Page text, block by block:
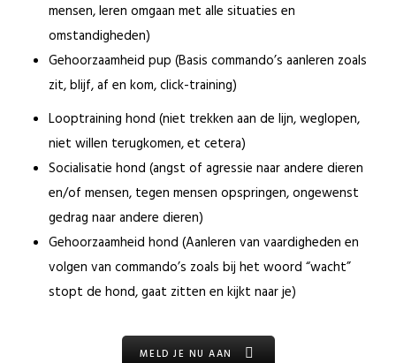
mensen, leren omgaan met alle situaties en
omstandigheden)
Gehoorzaamheid pup (Basis commando’s aanleren zoals
zit, blijf, af en kom, click-training)
Looptraining hond (niet trekken aan de lijn, weglopen,
niet willen terugkomen, et cetera)
Socialisatie hond (angst of agressie naar andere dieren
en/of mensen, tegen mensen opspringen, ongewenst
gedrag naar andere dieren)
Gehoorzaamheid hond (Aanleren van vaardigheden en
volgen van commando’s zoals bij het woord “wacht”
stopt de hond, gaat zitten en kijkt naar je)
MELD JE NU AAN